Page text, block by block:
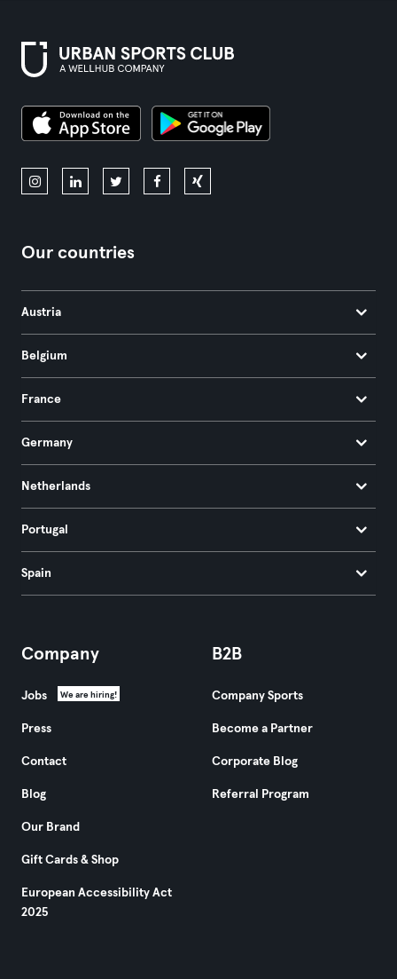
Our countries
Austria
Belgium
France
Germany
Netherlands
Portugal
Spain
Company
Jobs We are hiring!
Press
Contact
Blog
Our Brand
Gift Cards & Shop
European Accessibility Act
2025
B2B
Company Sports
Become a Partner
Corporate Blog
Referral Program